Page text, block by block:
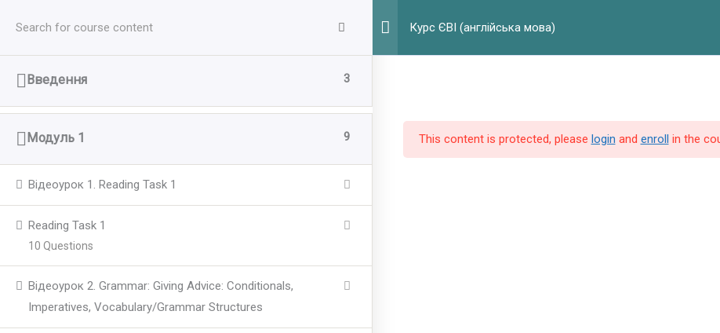
вмісту
Курс ЄВІ (англійська мова)
Введення 3
Модуль 1 9
Відеоурок 1. Reading Task 1
Reading Task 1
10 Questions
Відеоурок 2. Grammar: Giving Advice: Conditionals,
Imperatives, Vocabulary/Grammar Structures
This content is protected, please login and enroll in the